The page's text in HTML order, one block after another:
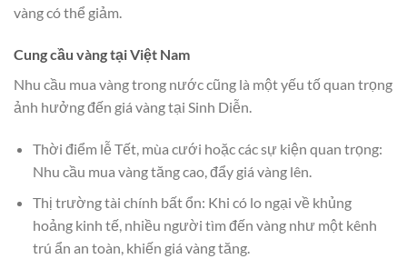
vàng có thể giảm.
Cung cầu vàng tại Việt Nam
Nhu cầu mua vàng trong nước cũng là một yếu tố quan trọng
ảnh hưởng đến giá vàng tại Sinh Diễn.
Thời điểm lễ Tết, mùa cưới hoặc các sự kiện quan trọng:
Nhu cầu mua vàng tăng cao, đẩy giá vàng lên.
Thị trường tài chính bất ổn: Khi có lo ngại về khủng
hoảng kinh tế, nhiều người tìm đến vàng như một kênh
trú ẩn an toàn, khiến giá vàng tăng.